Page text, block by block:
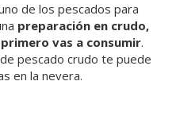
de los pescados para
preparación en crudo,
vas a consumir.
pescado crudo te puede
en la nevera.